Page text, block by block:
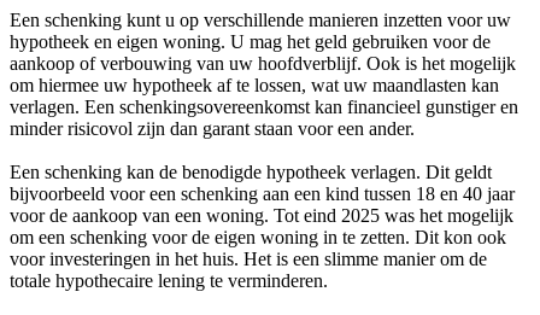
Een schenking kunt u op verschillende manieren inzetten voor uw
hypotheek en eigen woning. U mag het geld gebruiken voor de
aankoop of verbouwing van uw hoofdverblijf. Ook is het mogelijk
om hiermee uw hypotheek af te lossen, wat uw maandlasten kan
verlagen. Een schenkingsovereenkomst kan financieel gunstiger en
minder risicovol zijn dan garant staan voor een ander.
Een schenking kan de benodigde hypotheek verlagen. Dit geldt
bijvoorbeeld voor een schenking aan een kind tussen 18 en 40 jaar
voor de aankoop van een woning. Tot eind 2025 was het mogelijk
om een schenking voor de eigen woning in te zetten. Dit kon ook
voor investeringen in het huis. Het is een slimme manier om de
totale hypothecaire lening te verminderen.